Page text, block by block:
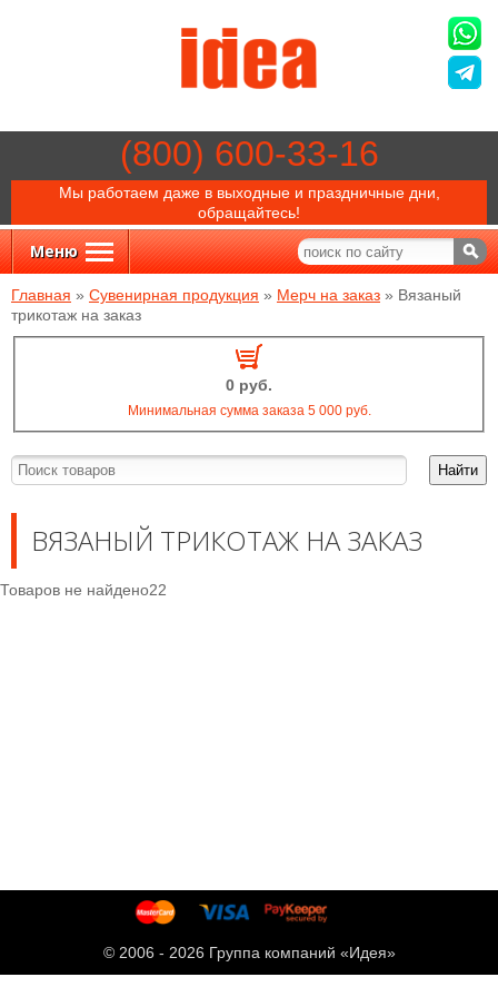
(800) 600-33-16
Мы работаем даже в выходные и праздничные дни,
обращайтесь!
Меню
Главная » Сувенирная продукция » Мерч на заказ » Вязаный
трикотаж на заказ
0 руб.
Минимальная сумма заказа 5 000 руб.
Найти
ВЯЗАНЫЙ ТРИКОТАЖ НА ЗАКАЗ
Товаров не найдено22
© 2006 - 2026 Группа компаний «Идея»